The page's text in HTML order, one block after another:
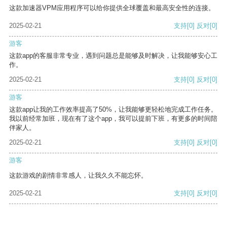
这款加速器VPM应用程序可以给你提供全球覆盖和最高安全性的连接。
2025-02-21 支持[0] 反对[0]
游客
这款app的客服非常专业，遇到问题总是能够及时解决，让我能够安心工
作。
2025-02-21
支持[0] 反对[0]
游客
这款app让我的工作效率提高了50%，让我能够更轻松地完成工作任务。
我以前经常加班，现在有了这个app，我可以提前下班，有更多的时间陪
伴家人。
2025-02-21
支持[0] 反对[0]
游客
这款游戏的剧情非常感人，让我久久不能忘怀。
2025-02-21 支持[0] 反对[0]